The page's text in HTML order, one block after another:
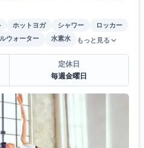
ホットヨガ シャワー
ロッカー
ウォーター 水素水 もっと見る
定休日
毎週金曜日